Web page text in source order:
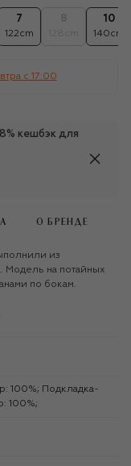
7
122cm
10
140cm
c 17:00
кешбэк для
О БРЕНДЕ
из
Модель на потайных
по бокам.
100%;